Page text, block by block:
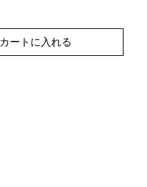
カートに入れる